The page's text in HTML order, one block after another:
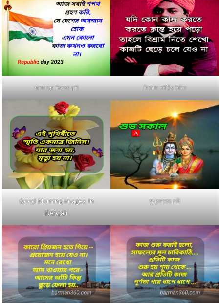
প্রজাতন্ত্র দিবসের ছবি বিখ্যাত মনীষীর উক্তি
Good Morning images In
Bengali
সুপ্রভাতের ছবি